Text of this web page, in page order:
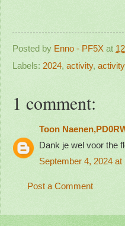
Posted by Enno - PF5X at
Labels: 2024, activity,
1 comment:
Toon
Dank je wel voor the
September 4, 2024 at
Post a Comment